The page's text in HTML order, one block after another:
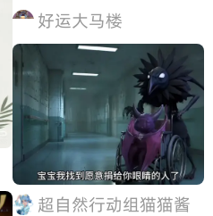
好运大马楼
超自然行动组猫猫酱